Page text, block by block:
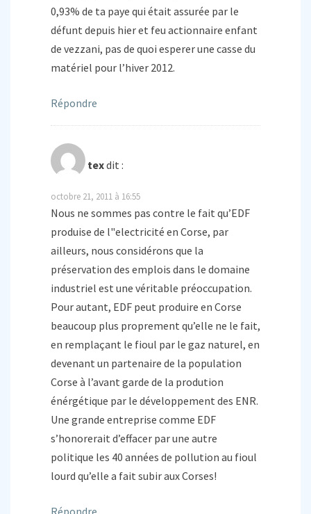
0,93% de ta paye qui était assurée par le
défunt depuis hier et feu actionnaire enfant
de vezzani, pas de quoi esperer une casse du
matériel pour l’hiver 2012.
Répondre
texdit :
octobre 21, 2011 à 16:55
Nous ne sommes pas contre le fait qu’EDF
produise de l"electricité en Corse, par
ailleurs, nous considérons que la
préservation des emplois dans le domaine
industriel est une véritable préoccupation.
Pour autant, EDF peut produire en Corse
beaucoup plus proprement qu’elle ne le fait,
en remplaçant le fioul par le gaz naturel, en
devenant un partenaire de la population
Corse à l’avant garde de la prodution
énérgétique par le développement des ENR.
Une grande entreprise comme EDF
s’honorerait d’effacer par une autre
politique les 40 années de pollution au fioul
lourd qu’elle a fait subir aux Corses!
Répondre